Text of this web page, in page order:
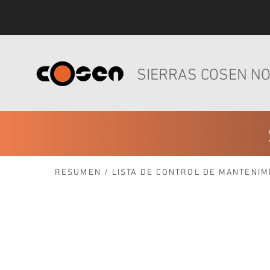
SIERRAS COSEN
RESUMEN / LISTA DE CONTROL DE